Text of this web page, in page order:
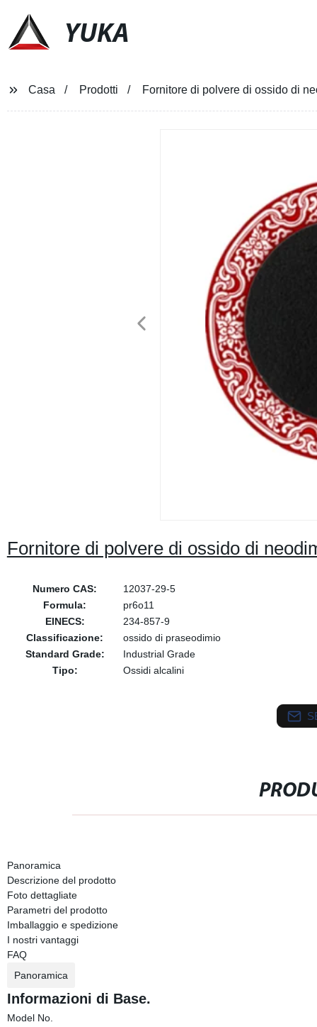
YUKA
Casa Prodotti Fornitore di polvere di ossido di
Fornitore di polvere di ossido di
Numero CAS:
12037-29-5
Formula:
pr6o11
EINECS:
234-857-9
Classificazione:
ossido di praseodimio
Standard Grade:
Industrial Grade
Tipo:
Ossidi alcalini
Panoramica
Descrizione del prodotto
Foto dettagliate
Parametri del prodotto
Imballaggio e spedizione
I nostri vantaggi
FAQ
Panoramica
Informazioni di Base.
Model No.